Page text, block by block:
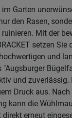
Garten
den Rasen,
Mit der
setzen Sie
und
"Augsburger
und zuverlässig.
Druck aus. Nach
kann die
erneut